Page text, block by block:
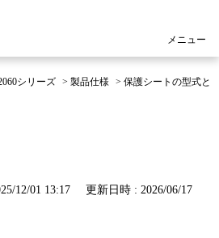
メニュー
シリーズ > 製品仕様 > 保護シートの型式と
12/01 13:17
更新日時 : 2026/06/17